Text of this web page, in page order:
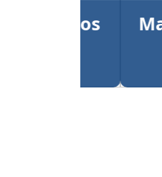
María